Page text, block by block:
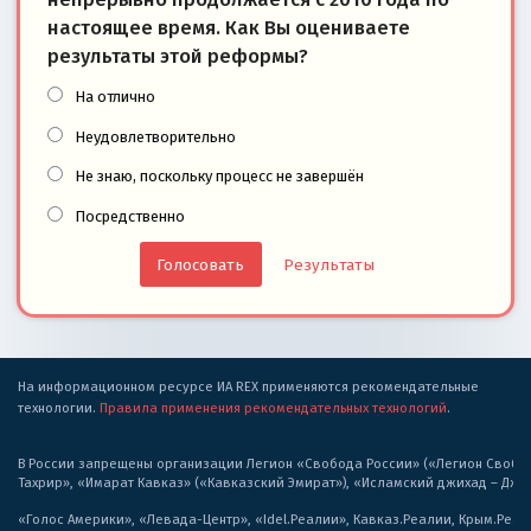
настоящее время. Как Вы оцениваете
результаты этой реформы?
На отлично
Неудовлетворительно
Не знаю, поскольку процесс не завершён
Посредственно
Результаты
На информационном ресурсе ИА REX применяются рекомендательные
технологии. Правила применения рекомендательных технологий.
В России запрещены организации Легион «Свобода России» («Легион
Тахрир», «Имарат Кавказ» («Кавказский Эмират»), «Исламский джихад –
«Голос Америки», «Левада-Центр», «Idel.Реалии», Кавказ.Реалии,